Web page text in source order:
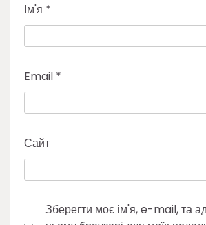
Ім'я *
Email *
Сайт
Зберегти моє ім'я, e-mail, та